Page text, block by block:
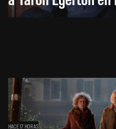
HACE 17 HORAS